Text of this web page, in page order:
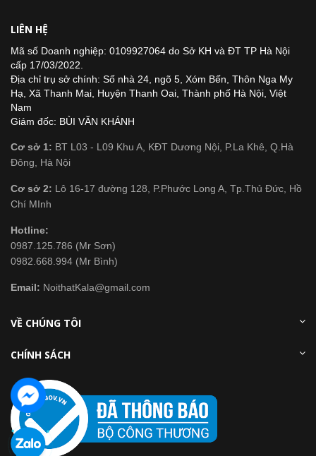
LIÊN HỆ
Mã số Doanh nghiệp: 0109927064 do Sở KH và ĐT TP Hà Nội
cấp 17/03/2022.
Địa chỉ trụ sở chính: Số nhà 24, ngõ 5, Xóm Bến, Thôn Nga My
Hạ, Xã Thanh Mai, Huyện Thanh Oai, Thành phố Hà Nội, Việt
Nam
Giám đốc: BÙI VĂN KHÁNH
Cơ sở 1: BT L03 - L09 Khu A, KĐT Dương Nội, P.La Khê, Q.Hà
Đông, Hà Nội
Cơ sở 2: Lô 16-17 đường 128, P.Phước Long A, Tp.Thủ Đức, Hồ
Chí MInh
Hotline:
0987.125.786 (Mr Sơn)
0982.668.994 (Mr Bình)
Email: NoithatKala@gmail.com
VỀ CHÚNG TÔI
CHÍNH SÁCH